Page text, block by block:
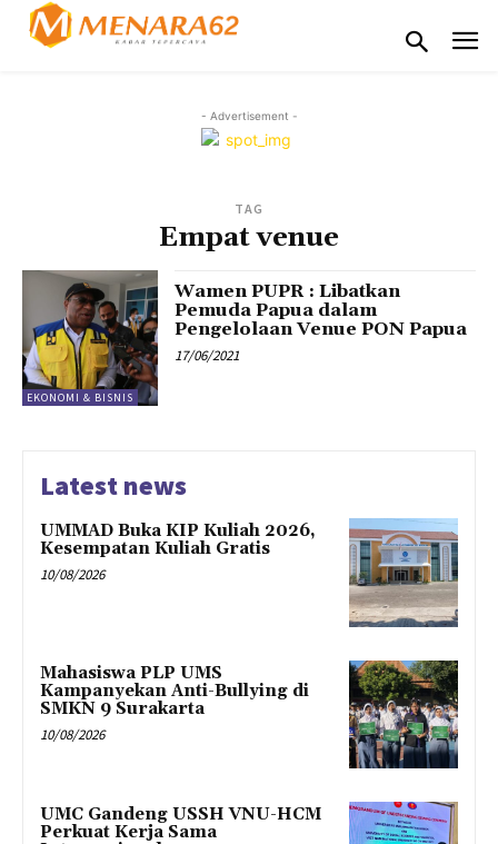
- Advertisement -
TAG
Empat venue
EKONOMI & BISNIS
Wamen PUPR : Libatkan
Pemuda Papua dalam
Pengelolaan Venue PON Papua
17/06/2021
Latest news
UMMAD Buka KIP Kuliah 2026,
Kesempatan Kuliah Gratis
10/08/2026
Mahasiswa PLP UMS
Kampanyekan Anti-Bullying di
SMKN 9 Surakarta
10/08/2026
UMC Gandeng USSH VNU-HCM
Perkuat Kerja Sama